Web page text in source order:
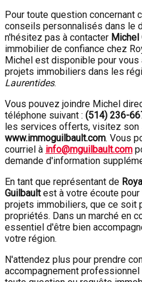
Pour toute question concernant
conseils personnalisés dans le
n'hésitez pas à contacter Michel
immobilier de confiance chez
Michel est disponible pour vous
projets immobiliers dans les
Laurentides.
Vous pouvez joindre Michel
téléphone suivant : (514) 236-
les services offerts, visitez son
www.immoguilbault.com. Vous
courriel à info@mguilbault.com
demande d'information
En tant que représentant de
Guilbaultest à votre écoute
projets immobiliers, que ce soit
propriétés. Dans un marché en
essentiel d'être bien
votre région.
N'attendez plus pour prendre
accompagnement